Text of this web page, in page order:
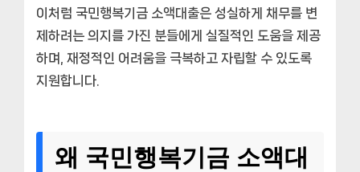
이처럼 국민행복기금 소액대출은 성실하게 채무를 변
제하려는 의지를 가진 분들에게 실질적인 도움을 제공
하며, 재정적인 어려움을 극복하고 자립할 수 있도록
지원합니다.
왜 국민행복기금 소액대